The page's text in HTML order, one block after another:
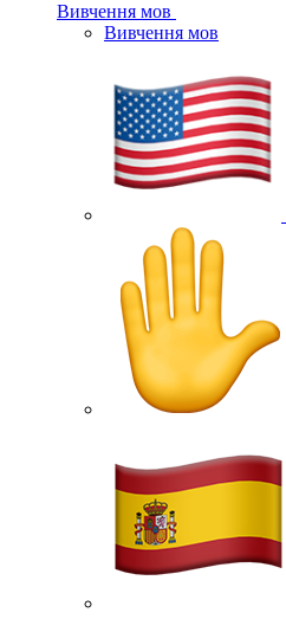
Вивчення мов
Вивчення мов